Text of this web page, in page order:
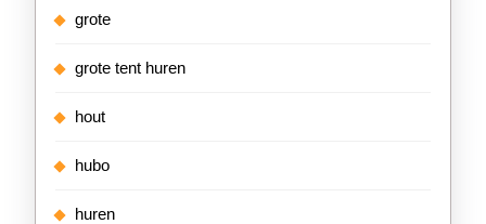
grote
grote tent huren
hout
hubo
huren